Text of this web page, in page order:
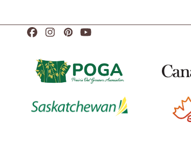
Facebook
Instagram
PinterestYouTube